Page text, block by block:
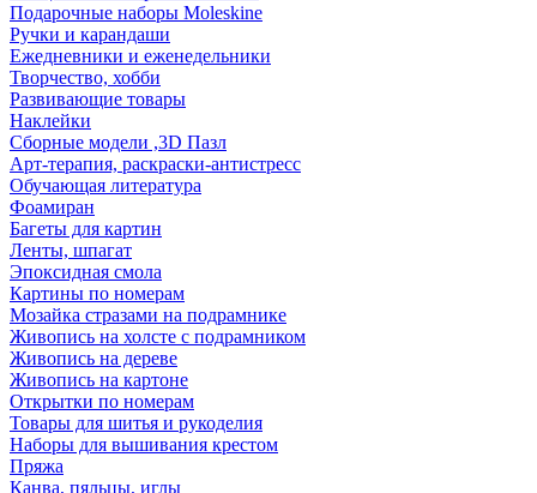
Подарочные наборы Moleskine
Ручки и карандаши
Ежедневники и еженедельники
Творчество, хобби
Развивающие товары
Наклейки
Сборные модели ,3D Пазл
Арт-терапия, раскраски-антистресс
Обучающая литература
Фоамиран
Багеты для картин
Ленты, шпагат
Эпоксидная смола
Картины по номерам
Мозайка стразами на подрамнике
Живопись на холсте с подрамником
Живопись на дереве
Живопись на картоне
Открытки по номерам
Товары для шитья и рукоделия
Наборы для вышивания крестом
Пряжа
Канва, пяльцы, иглы